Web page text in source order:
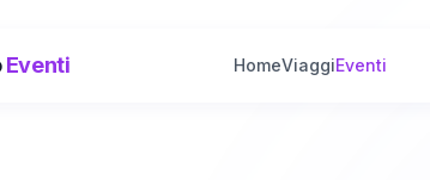
Eventi HomeViaggiEventi